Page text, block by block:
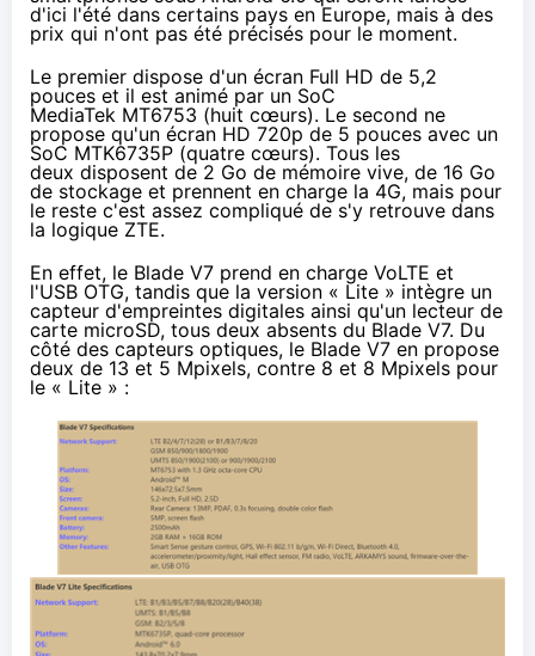
d'ici l'été dans certains pays en Europe, mais à des
prix qui n'ont pas été précisés pour le moment.
Le premier dispose d'un écran Full HD de 5,2
pouces et il est animé par un SoC
MediaTek MT6753 (huit cœurs). Le second ne
propose qu'un écran HD 720p de 5 pouces avec un
SoC MTK6735P (quatre cœurs). Tous les
deux disposent de 2 Go de mémoire vive, de 16 Go
de stockage et prennent en charge la 4G, mais pour
le reste c'est assez compliqué de s'y retrouve dans
la logique ZTE.
En effet, le Blade V7 prend en charge VoLTE et
l'USB OTG, tandis que la version « Lite » intègre un
capteur d'empreintes digitales ainsi qu'un lecteur de
carte microSD, tous deux absents du Blade V7. Du
côté des capteurs optiques, le Blade V7 en propose
deux de 13 et 5 Mpixels, contre 8 et 8 Mpixels pour
le « Lite » :